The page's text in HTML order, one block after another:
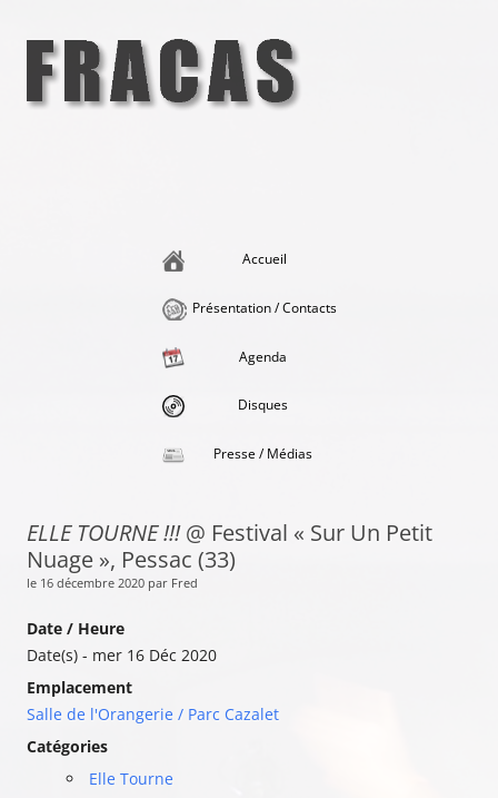
contenu
Accueil
Présentation / Contacts
Agenda
Disques
Presse / Médias
ELLE TOURNE !!!@ Festival « Sur Un Petit
Nuage », Pessac (33)
le 16 décembre 2020 par Fred
Date / Heure
Date(s) - mer 16 Déc 2020
Emplacement
Salle de l'Orangerie / Parc Cazalet
Catégories
Elle Tourne